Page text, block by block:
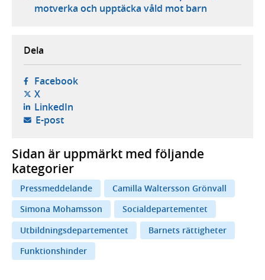
motverka och upptäcka våld mot barn
Dela
Facebook- öppnas i ny flik, extern webbplats,
X- öppnas i ny flik, extern webbplats,
LinkedIn- öppnas i ny flik, extern webbplats,
E-post- öppnar din e-postklient,
Sidan är uppmärkt med följande
kategorier
Pressmeddelande
Camilla Waltersson Grönvall
Simona Mohamsson
Socialdepartementet
Utbildningsdepartementet
Barnets rättigheter
Funktionshinder